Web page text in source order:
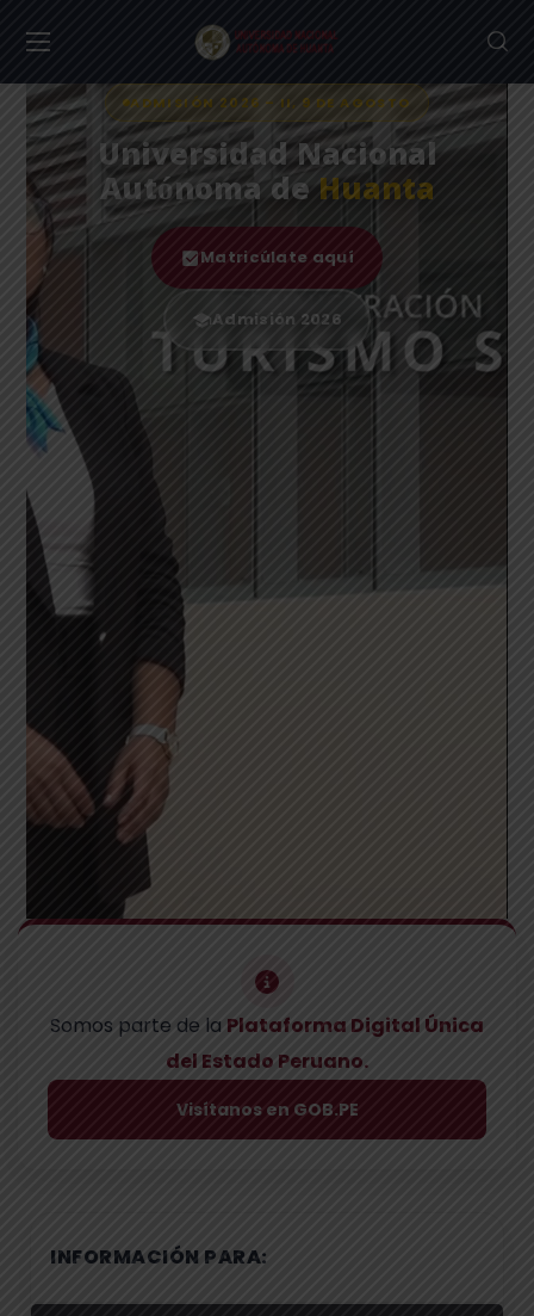
ADMISIÓN 2026 – II, 9 DE AGOSTO
Universidad Nacional
Autónoma deHuanta
Matricúlate aquí
Admisión 2026
Somos parte de la Plataforma Digital Única
del Estado Peruano.
Visítanos en GOB.PE
INFORMACIÓN PARA: